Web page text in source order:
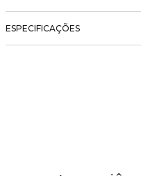
ESPECIFICAÇÕES